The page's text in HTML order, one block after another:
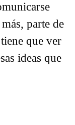
parte de
que ver
ideas que